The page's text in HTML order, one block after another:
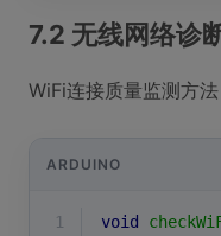
7.2 无线网络诊
WiFi连接质量监测方法
ARDUINO
1 void